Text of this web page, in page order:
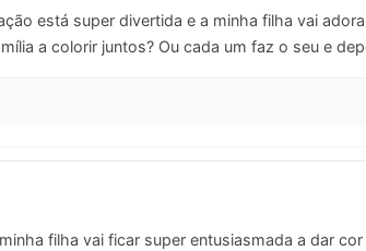
está super divertida e a minha filha vai
a colorir juntos? Ou cada um faz o seu e
filha vai ficar super entusiasmada a dar